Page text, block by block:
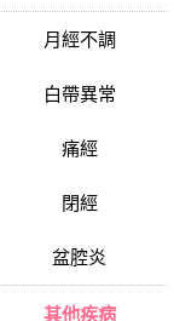
月經不調
白帶異常
痛經
閉經
盆腔炎
其他疾病